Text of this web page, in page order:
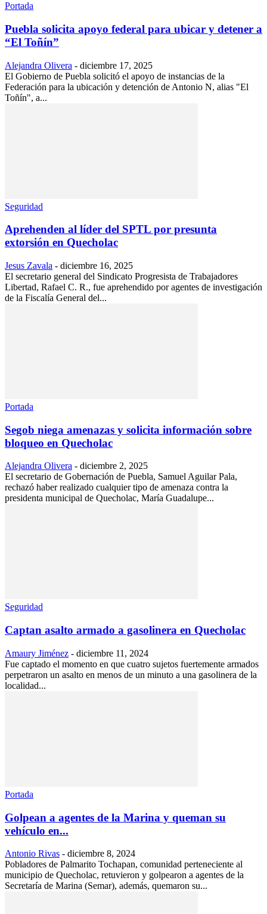
Portada
Puebla solicita apoyo federal para ubicar y detener a
“El Toñín”
Alejandra Olivera - diciembre 17, 2025
El Gobierno de Puebla solicitó el apoyo de instancias de la
Federación para la ubicación y detención de Antonio N, alias "El
Toñín", a...
Seguridad
Aprehenden al líder del SPTL por presunta
extorsión en Quecholac
Jesus Zavala - diciembre 16, 2025
El secretario general del Sindicato Progresista de Trabajadores
Libertad, Rafael C. R., fue aprehendido por agentes de investigación
de la Fiscalía General del...
Portada
Segob niega amenazas y solicita información sobre
bloqueo en Quecholac
Alejandra Olivera - diciembre 2, 2025
El secretario de Gobernación de Puebla, Samuel Aguilar Pala,
rechazó haber realizado cualquier tipo de amenaza contra la
presidenta municipal de Quecholac, María Guadalupe...
Seguridad
Captan asalto armado a gasolinera en Quecholac
Amaury Jiménez - diciembre 11, 2024
Fue captado el momento en que cuatro sujetos fuertemente armados
perpetraron un asalto en menos de un minuto a una gasolinera de la
localidad...
Portada
Golpean a agentes de la Marina y queman su
vehículo en...
Antonio Rivas - diciembre 8, 2024
Pobladores de Palmarito Tochapan, comunidad perteneciente al
municipio de Quecholac, retuvieron y golpearon a agentes de la
Secretaría de Marina (Semar), además, quemaron su...